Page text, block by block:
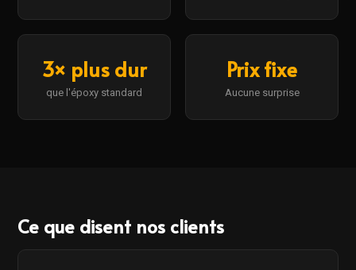
3× plus dur
que l'époxy standard
Prix fixe
Aucune surprise
Ce que disent nos clients